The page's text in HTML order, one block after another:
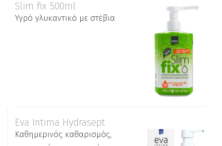
Slim fix 500ml
Υγρό γλυκαντικό με στέβια
Eva Intima Hydrasept
Καθημερινός καθαρισμός,